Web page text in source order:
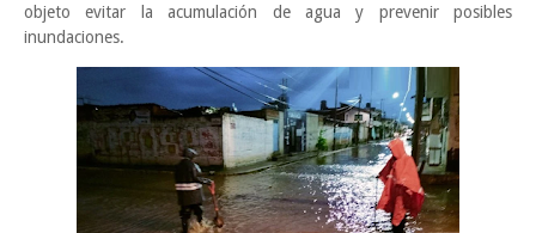
objeto evitar la acumulación de agua y prevenir posibles
inundaciones.